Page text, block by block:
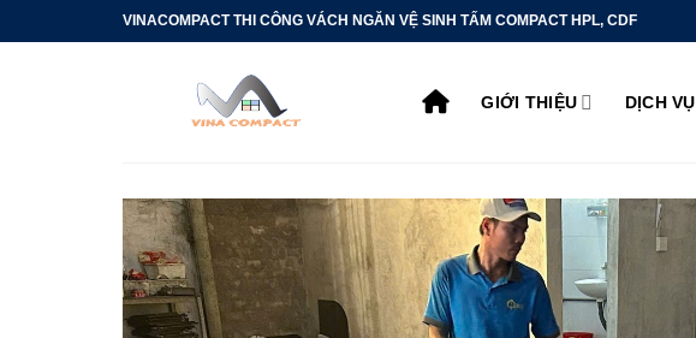
qua
VINACOMPACT THI CÔNG VÁCH NGĂN VỆ SINH TẤM COMPACT HPL, CDF
GIỚI THIỆU DỊCH VỤ